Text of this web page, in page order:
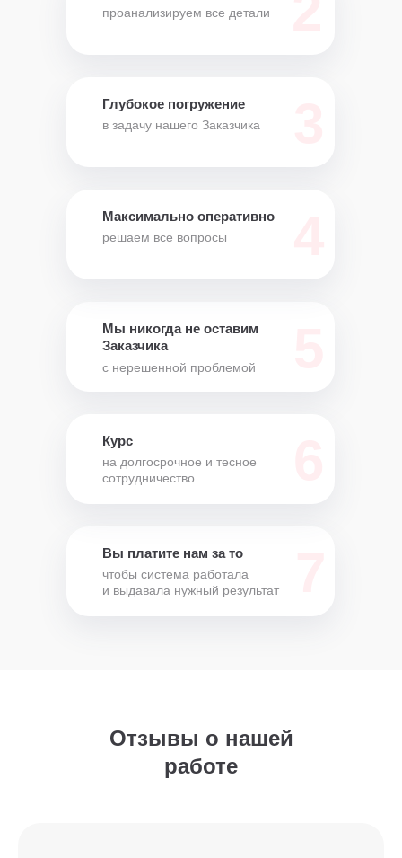
Вы платите нам за то
чтобы система работала
и выдавала нужный результат
Мы никогда не оставим
Заказчика
Максимально оперативно
с нерешенной проблемой
решаем все вопросы
на долгосрочное и тесное
сотрудничество
Курс
проанализируем все детали
в задачу нашего Заказчика
Глубокое погружение
Отзывы о нашей
работе